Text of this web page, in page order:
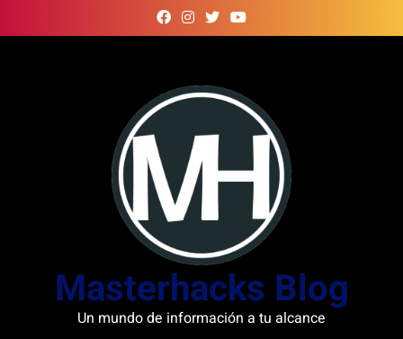
to
Masterhacks Blog
Un mundo de información a tu alcance